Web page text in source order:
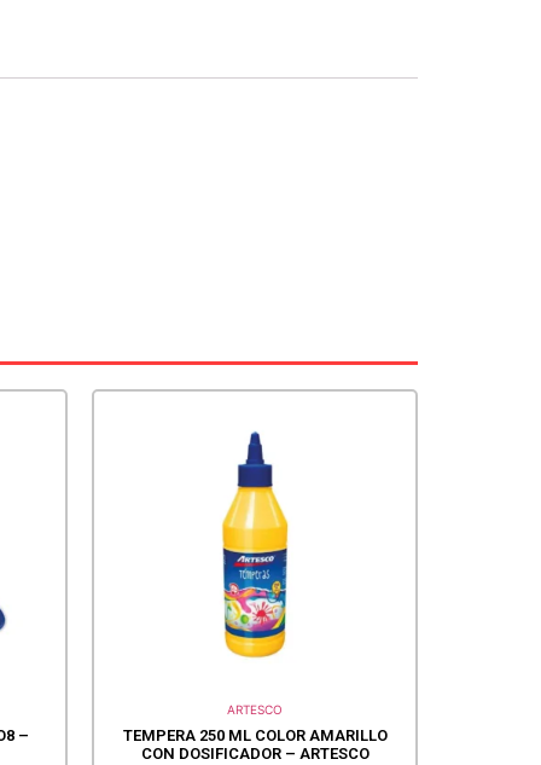
–
ARTESCO
TEMPERA 250 ML COLOR AMARILLO
CON DOSIFICADOR – ARTESCO